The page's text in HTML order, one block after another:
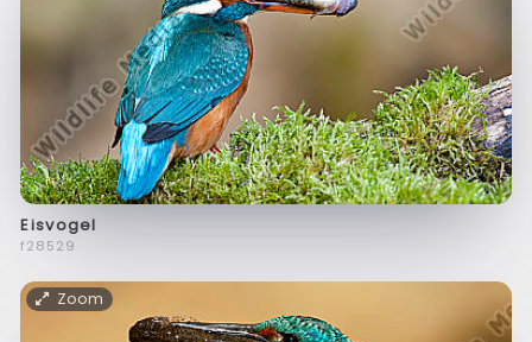
Eisvogel
f28529
Zoom